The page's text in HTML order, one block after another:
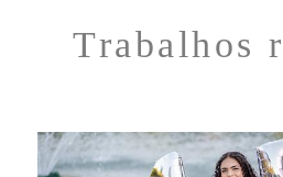
Trabalhos